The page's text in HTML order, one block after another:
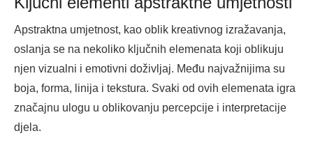
Apstraktna umjetnost, kao oblik kreativnog izražavanja,
oslanja se na nekoliko ključnih elemenata koji oblikuju
njen vizualni i emotivni doživljaj. Među najvažnijima su
boja, forma, linija i tekstura. Svaki od ovih elemenata igra
značajnu ulogu u oblikovanju percepcije i interpretacije
djela.